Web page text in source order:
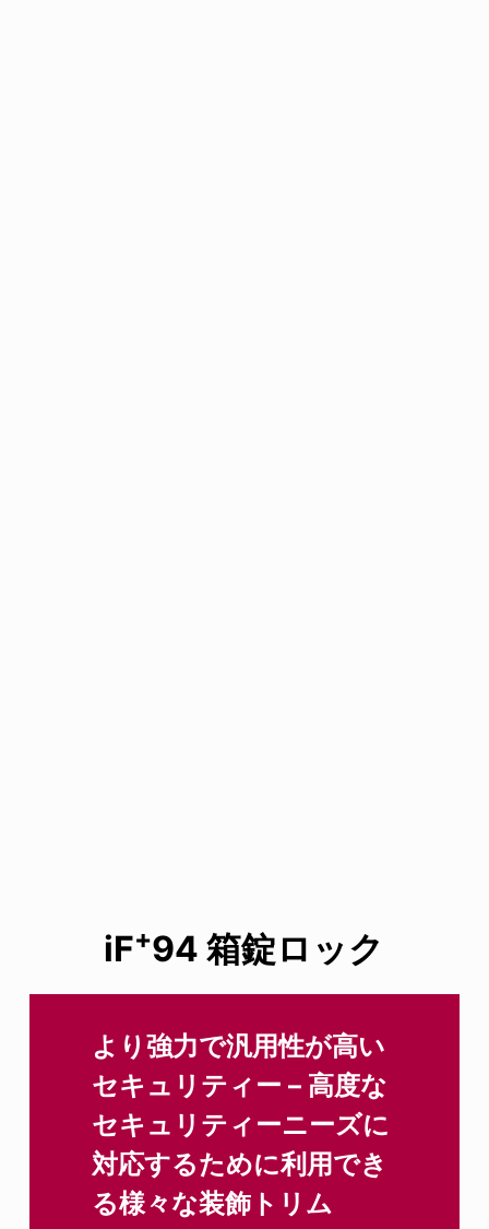
iF+94 箱錠ロック
より強力で汎用性が高い
セキュリティー – 高度な
セキュリティーニーズに
対応するために利用でき
る様々な装飾トリム